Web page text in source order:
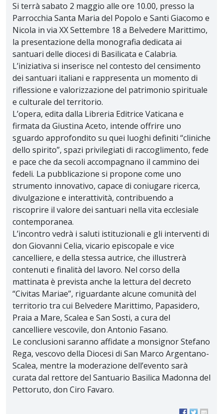
Si terrà sabato 2 maggio alle ore 10.00, presso la
Parrocchia Santa Maria del Popolo e Santi Giacomo e
Nicola in via XX Settembre 18 a Belvedere Marittimo,
la presentazione della monografia dedicata ai
santuari delle diocesi di Basilicata e Calabria.
L’iniziativa si inserisce nel contesto del censimento
dei santuari italiani e rappresenta un momento di
riflessione e valorizzazione del patrimonio spirituale
e culturale del territorio.
L’opera, edita dalla Libreria Editrice Vaticana e
firmata da Giustina Aceto, intende offrire uno
sguardo approfondito su quei luoghi definiti “cliniche
dello spirito”, spazi privilegiati di raccoglimento, fede
e pace che da secoli accompagnano il cammino dei
fedeli. La pubblicazione si propone come uno
strumento innovativo, capace di coniugare ricerca,
divulgazione e interattività, contribuendo a
riscoprire il valore dei santuari nella vita ecclesiale
contemporanea.
L’incontro vedrà i saluti istituzionali e gli interventi di
don Giovanni Celia, vicario episcopale e vice
cancelliere, e della stessa autrice, che illustrerà
contenuti e finalità del lavoro. Nel corso della
mattinata è prevista anche la lettura del decreto
“Civitas Mariae”, riguardante alcune comunità del
territorio tra cui Belvedere Marittimo, Papasidero,
Praia a Mare, Scalea e San Sosti, a cura del
cancelliere vescovile, don Antonio Fasano.
Le conclusioni saranno affidate a monsignor Stefano
Rega, vescovo della Diocesi di San Marco Argentano-
Scalea, mentre la moderazione dell’evento sarà
curata dal rettore del Santuario Basilica Madonna del
Pettoruto, don Ciro Favaro.